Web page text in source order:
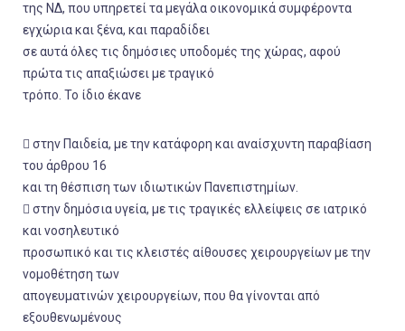
της ΝΔ, που υπηρετεί τα μεγάλα οικονομικά συμφέροντα
εγχώρια και ξένα, και παραδίδει
σε αυτά όλες τις δημόσιες υποδομές της χώρας, αφού
πρώτα τις απαξιώσει με τραγικό
τρόπο. Το ίδιο έκανε
 στην Παιδεία, με την κατάφορη και αναίσχυντη παραβίαση
του άρθρου 16
και τη θέσπιση των ιδιωτικών Πανεπιστημίων.
 στην δημόσια υγεία, με τις τραγικές ελλείψεις σε ιατρικό
και νοσηλευτικό
προσωπικό και τις κλειστές αίθουσες χειρουργείων με την
νομοθέτηση των
απογευματινών χειρουργείων, που θα γίνονται από
εξουθενωμένους